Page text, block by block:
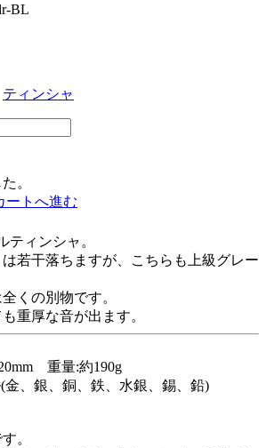
BL
ティンシャ
。
ートへ進む
ティンシャ。
若干落ちますが、こちらも上級グレー
くの別物です。
重厚な音が出ます。
重量:約190g
金、銀、銅、鉄、水銀、錫、鉛)
。